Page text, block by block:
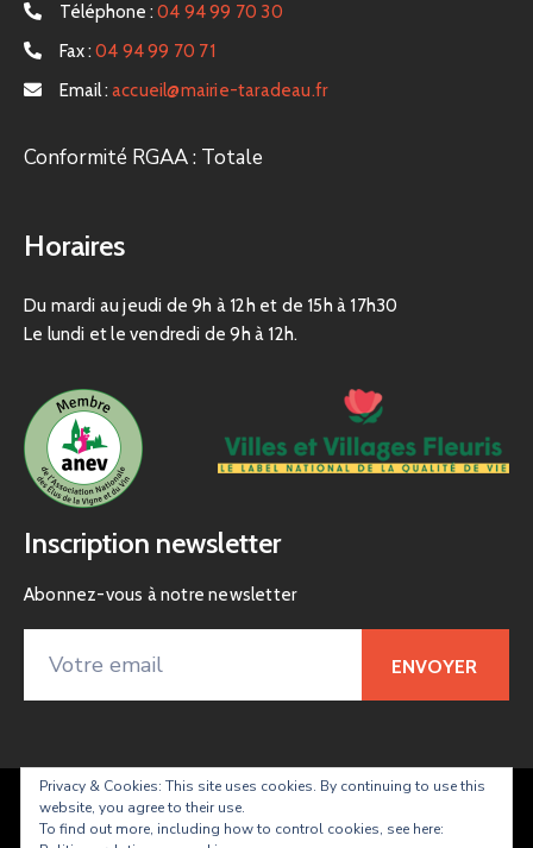
Téléphone : 04 94 99 70 30
Fax : 04 94 99 70 71
Email : accueil@mairie-taradeau.fr
Conformité RGAA : Totale
Horaires
Du mardi au jeudi de 9h à 12h et de 15h à 17h30
Le lundi et le vendredi de 9h à 12h.
Inscription newsletter
Abonnez-vous à notre newsletter
Taradeau – site officiel de la commune
Privacy & Cookies: This site uses cookies. By continuing to use this
website, you agree to their use.
To find out more, including how to control cookies, see here: